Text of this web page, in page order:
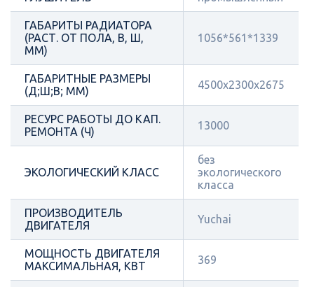
ГАБАРИТЫ РАДИАТОРА
(РАСТ. ОТ ПОЛА, В, Ш,
ММ)
1056*561*1339
ГАБАРИТНЫЕ РАЗМЕРЫ
(Д;Ш;В; ММ)
4500x2300x2675
РЕСУРС РАБОТЫ ДО КАП.
РЕМОНТА (Ч)
13000
ЭКОЛОГИЧЕСКИЙ КЛАСС
без
экологического
класса
ПРОИЗВОДИТЕЛЬ
ДВИГАТЕЛЯ
Yuchai
МОЩНОСТЬ ДВИГАТЕЛЯ
МАКСИМАЛЬНАЯ, КВТ
369